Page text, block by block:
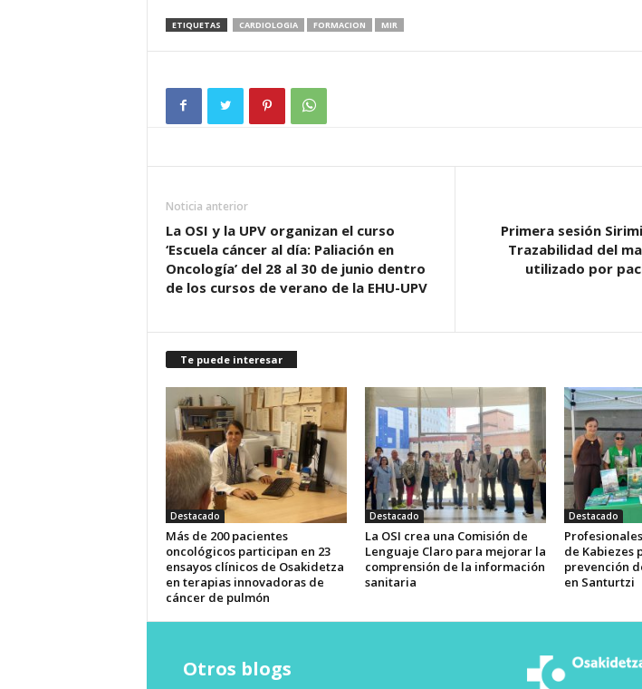
ETIQUETAS CARDIOLOGIA FORMACION MIR
Noticia anterior
La OSI y la UPV organizan el curso
‘Escuela cáncer al día: Paliación en
Oncología’ del 28 al 30 de junio dentro
de los cursos de verano de la EHU-UPV
Primera sesión
Trazabilidad del
utilizado por
Te puede interesar
Destacado
Más de 200 pacientes
oncológicos participan en 23
ensayos clínicos de Osakidetza
en terapias innovadoras de
cáncer de pulmón
Destacado
La OSI crea una Comisión de
Lenguaje Claro para mejorar la
comprensión de la información
sanitaria
Destacado
de Kabiezes
prevención
en Santurtzi
Otros blogs